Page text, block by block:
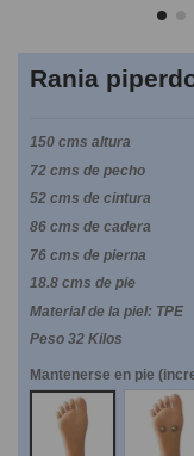
Rania
150 cms altura
72 cms de pecho
52 cms de cintura
86 cms de cadera
76 cms de pierna
18.8 cms de pie
Material de la piel: TPE
Peso 32 Kilos
Mantenerse en pie
NO
SI